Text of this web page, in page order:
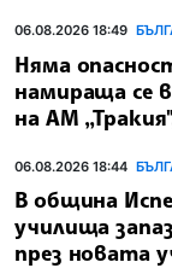
06.08.2026 18:49
Няма
намираща се
на АМ
06.08.2026 18:44
В община
училища
през новата